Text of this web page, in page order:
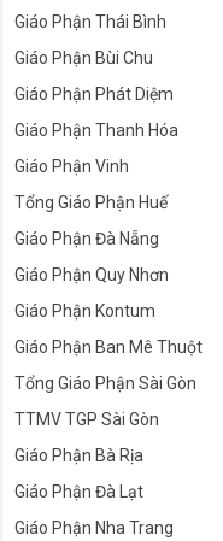
Giáo Phận Thái Bình
Giáo Phận Bùi Chu
Giáo Phận Phát Diệm
Giáo Phận Thanh Hóa
Giáo Phận Vinh
Tổng Giáo Phận Huế
Giáo Phận Đà Nẵng
Giáo Phận Quy Nhơn
Giáo Phận Kontum
Giáo Phận Ban Mê Thuột
Tổng Giáo Phận Sài Gòn
TTMV TGP Sài Gòn
Giáo Phận Bà Rịa
Giáo Phận Đà Lạt
Giáo Phận Nha Trang